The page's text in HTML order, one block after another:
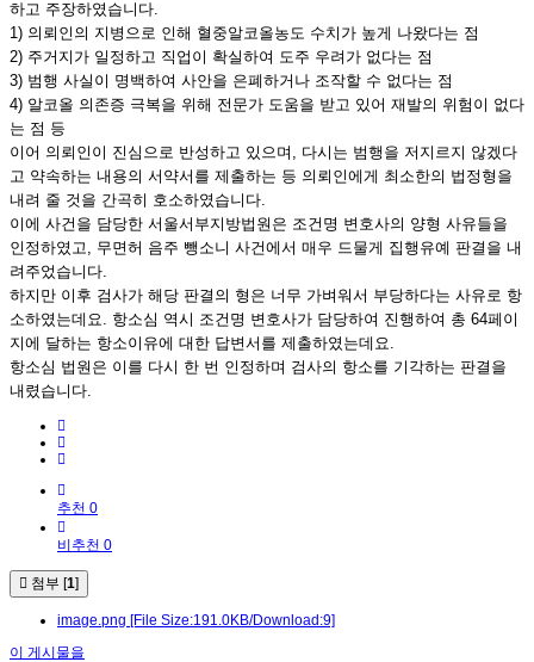
하고 주장하였습니다.
1) 의뢰인의 지병으로 인해 혈중알코올농도 수치가 높게 나왔다는 점
2) 주거지가 일정하고 직업이 확실하여 도주 우려가 없다는 점
3) 범행 사실이 명백하여 사안을 은폐하거나 조작할 수 없다는 점
4) 알코올 의존증 극복을 위해 전문가 도움을 받고 있어 재발의 위험이 없다
는 점 등
이어 의뢰인이 진심으로 반성하고 있으며, 다시는 범행을 저지르지 않겠다
고 약속하는 내용의 서약서를 제출하는 등 의뢰인에게 최소한의 법정형을
내려 줄 것을 간곡히 호소하였습니다.
이에 사건을 담당한 서울서부지방법원은 조건명 변호사의 양형 사유들을
인정하였고, 무면허 음주 뺑소니 사건에서 매우 드물게 집행유예 판결을 내
려주었습니다.
하지만 이후 검사가 해당 판결의 형은 너무 가벼워서 부당하다는 사유로 항
소하였는데요. 항소심 역시 조건명 변호사가 담당하여 진행하여 총 64페이
지에 달하는 항소이유에 대한 답변서를 제출하였는데요.
항소심 법원은 이를 다시 한 번 인정하며 검사의 항소를 기각하는 판결을
내렸습니다.
추천 0
비추천 0
첨부 [1]
image.png [File Size:191.0KB/Download:9]
이 게시물을